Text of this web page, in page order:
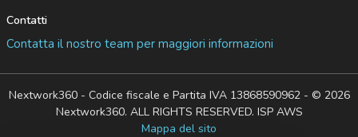
Contatti
Contatta il nostro team per maggiori informazioni
Nextwork360 - Codice fiscale e Partita IVA 13868590962 - © 2026
Nextwork360. ALL RIGHTS RESERVED. ISP AWS
Mappa del sito